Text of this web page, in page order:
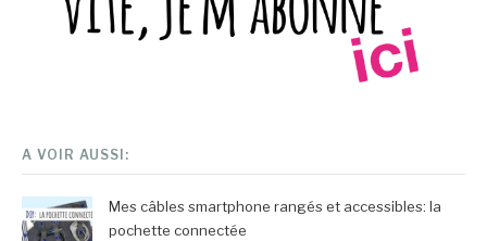
A VOIR AUSSI:
Mes câbles smartphone rangés et accessibles: la
pochette connectée